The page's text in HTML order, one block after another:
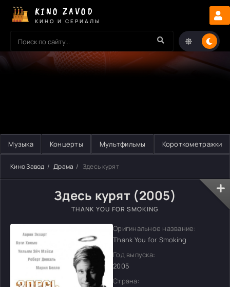
KINO ZAVOD
КИНО И СЕРИАЛЫ
Музыка Концерты Мультфильмы Короткометражки
Кино Завод Драма Здесь курят
Здесь курят (2005)
THANK YOU FOR SMOKING
Оригинальное название:
Thank You for Smoking
Год выпуска:
2005
Страна: